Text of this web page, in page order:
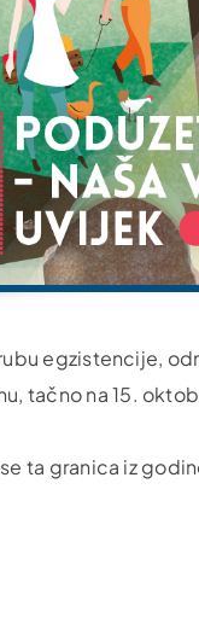
egzistencije,
tačno na 15.
ta granica iz